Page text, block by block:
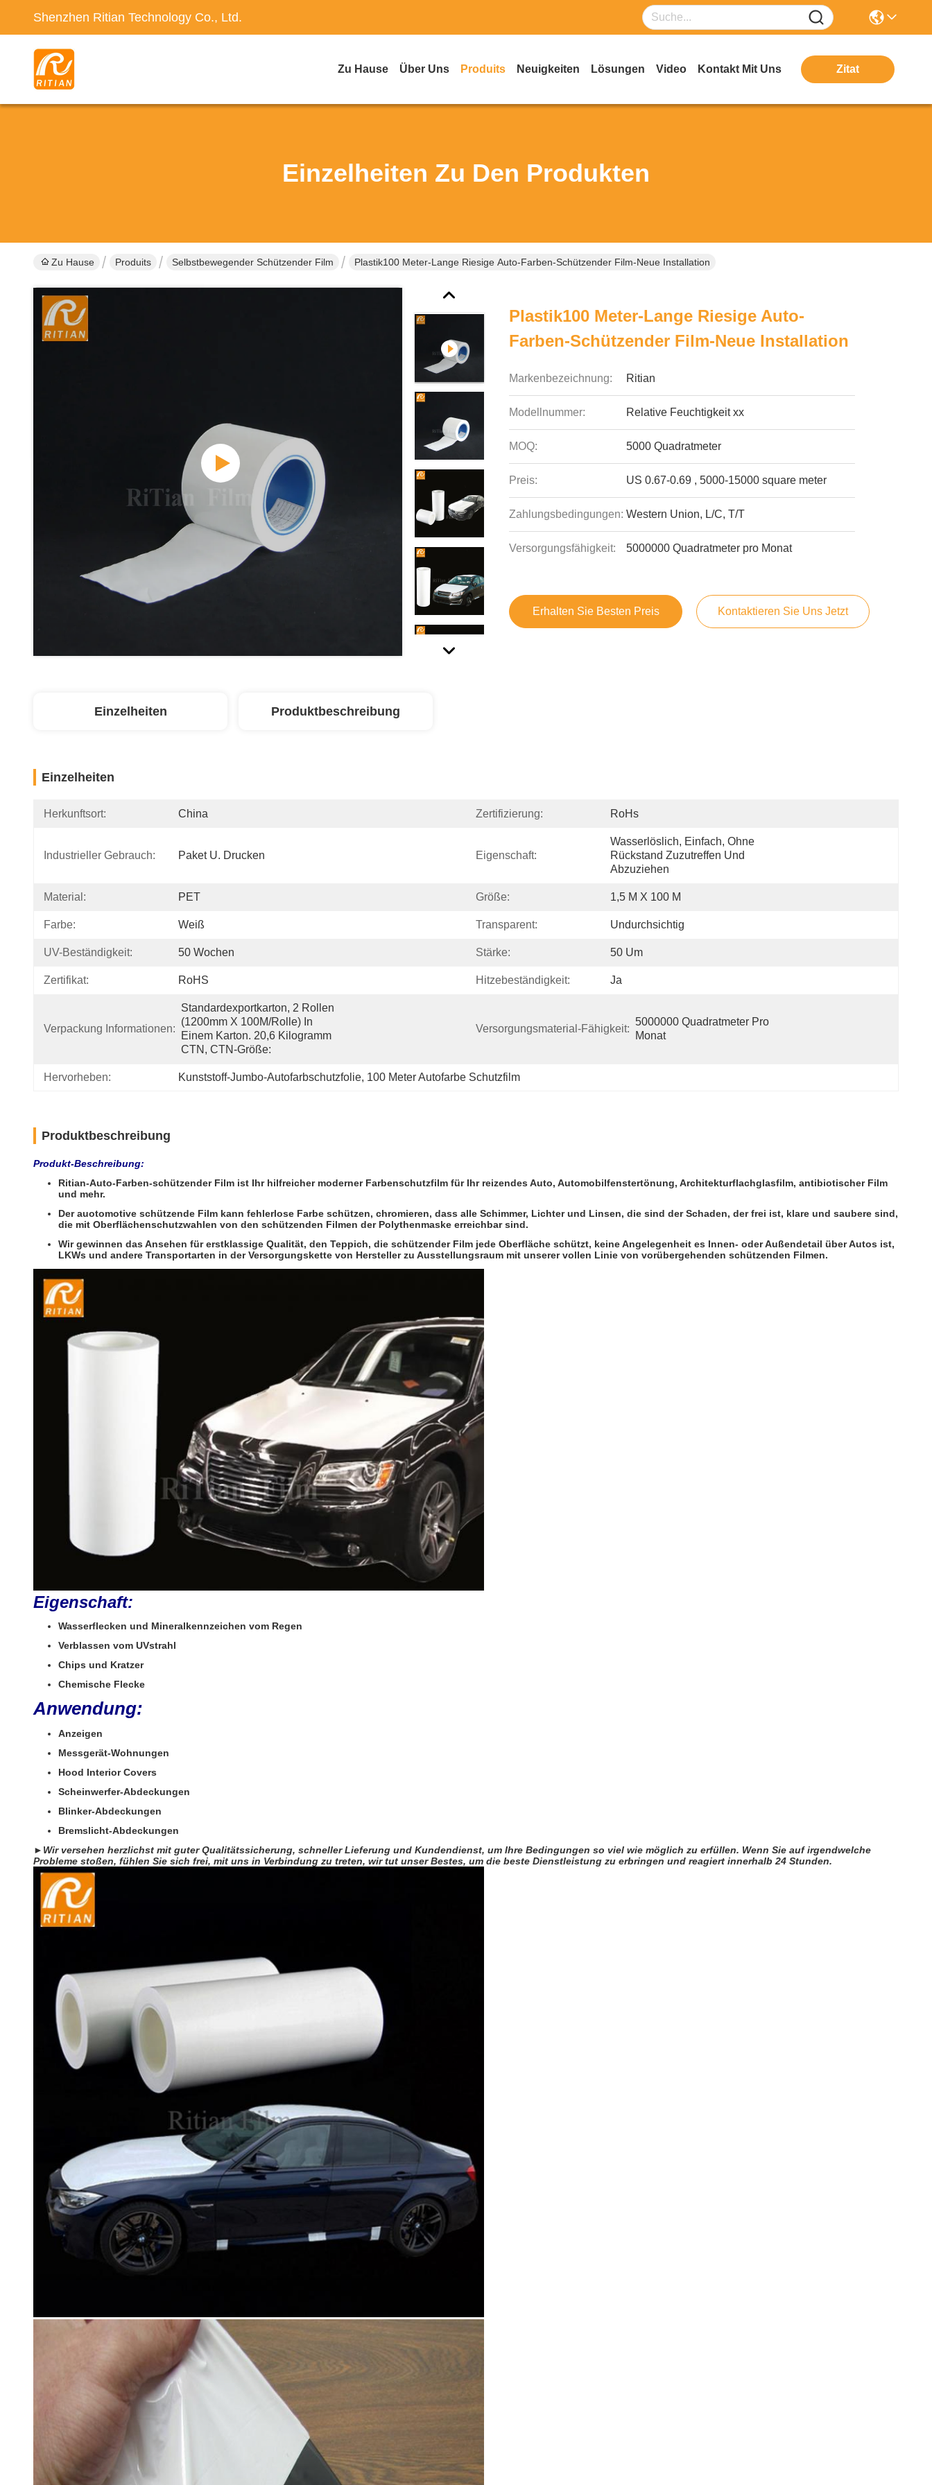
Shenzhen Ritian Technology Co., Ltd.
Zu Hause Über Uns Produits Neuigkeiten Lösungen Video Kontakt Mit Uns Zitat
Einzelheiten Zu Den Produkten
Zu Hause Produits Selbstbewegender Schützender Film Plastik100 Meter-Lange Riesige Auto-Farben-Schützender Film-Neue Installation
Plastik100 Meter-Lange Riesige Auto-
Farben-Schützender Film-Neue Installation
Markenbezeichnung: Ritian
Modellnummer: Relative Feuchtigkeit xx
MOQ: 5000 Quadratmeter
Preis: US 0.67-0.69 , 5000-15000 square meter
Zahlungsbedingungen: Western Union, L/C, T/T
Versorgungsfähigkeit: 5000000 Quadratmeter pro Monat
Erhalten Sie Besten Preis Kontaktieren Sie Uns Jetzt
Einzelheiten Produktbeschreibung
Einzelheiten
Herkunftsort: China Zertifizierung: RoHs
Industrieller Gebrauch: Paket U. Drucken Eigenschaft:
Wasserlöslich, Einfach, Ohne
Rückstand Zuzutreffen Und
Abzuziehen
Material: PET Größe: 1,5 M X 100 M
Farbe: Weiß Transparent: Undurchsichtig
UV-Beständigkeit: 50 Wochen Stärke: 50 Um
Zertifikat: RoHS Hitzebeständigkeit: Ja
Verpackung Informationen:
Standardexportkarton, 2 Rollen
(1200mm X 100M/Rolle) In
Einem Karton. 20,6 Kilogramm
CTN, CTN-Größe:
Versorgungsmaterial-Fähigkeit:
5000000 Quadratmeter Pro
Monat
Hervorheben: Kunststoff-Jumbo-Autofarbschutzfolie, 100 Meter Autofarbe Schutzfilm
Produktbeschreibung
Produkt-Beschreibung:
Ritian-Auto-Farben-schützender Film ist Ihr hilfreicher moderner Farbenschutzfilm für Ihr reizendes Auto, Automobilfenstertönung, Architekturflachglasfilm, antibiotischer Film
und mehr.
Der auotomotive schützende Film kann fehlerlose Farbe schützen, chromieren, dass alle Schimmer, Lichter und Linsen, die sind der Schaden, der frei ist, klare und saubere sind,
die mit Oberflächenschutzwahlen von den schützenden Filmen der Polythenmaske erreichbar sind.
Wir gewinnen das Ansehen für erstklassige Qualität, den Teppich, die schützender Film jede Oberfläche schützt, keine Angelegenheit es Innen- oder Außendetail über Autos ist,
LKWs und andere Transportarten in der Versorgungskette von Hersteller zu Ausstellungsraum mit unserer vollen Linie von vorübergehenden schützenden Filmen.
Eigenschaft:
Wasserflecken und Mineralkennzeichen vom Regen
Verblassen vom UVstrahl
Chips und Kratzer
Chemische Flecke
Anwendung:
Anzeigen
Messgerät-Wohnungen
Hood Interior Covers
Scheinwerfer-Abdeckungen
Blinker-Abdeckungen
Bremslicht-Abdeckungen
► Wir versehen herzlichst mit guter Qualitätssicherung, schneller Lieferung und Kundendienst, um Ihre Bedingungen so viel wie möglich zu erfüllen. Wenn Sie auf irgendwelche
Probleme stoßen, fühlen Sie sich frei, mit uns in Verbindung zu treten, wir tut unser Bestes, um die beste Dienstleistung zu erbringen und reagiert innerhalb 24 Stunden.